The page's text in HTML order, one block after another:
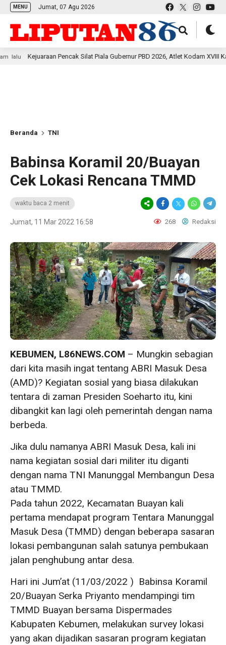
MENU Jumat, 07 Agu 2026
Pencak Silat Piala Gubernur PBD 2026, Atlet Kodam XVIII Kasuari
Beranda TNI
Babinsa Koramil 20/Buayan
Cek Lokasi Rencana TMMD
waktu baca 2 menit
Jumat, 11 Mar 2022 16:58 268 Redaksi
KEBUMEN, L86NEWS.COM – Mungkin sebagian
dari kita masih ingat tentang ABRI Masuk Desa
(AMD)? Kegiatan sosial yang biasa dilakukan
tentara di zaman Presiden Soeharto itu, kini
dibangkit kan lagi oleh pemerintah dengan nama
berbeda.
Jika dulu namanya ABRI Masuk Desa, kali ini
nama kegiatan sosial dari militer itu diganti
dengan nama TNI Manunggal Membangun Desa
atau TMMD.
Pada tahun 2022, Kecamatan Buayan kali
pertama mendapat program Tentara Manunggal
Masuk Desa (TMMD) dengan beberapa sasaran
lokasi pembangunan salah satunya pembukaan
jalan penghubung antar desa.
Hari ini Jum’at (11/03/2022 ) Babinsa Koramil
20/Buayan Serka Priyanto mendampingi tim
TMMD Buayan bersama Dispermades
Kabupaten Kebumen, melakukan survey lokasi
yang akan dijadikan sasaran program kegiatan